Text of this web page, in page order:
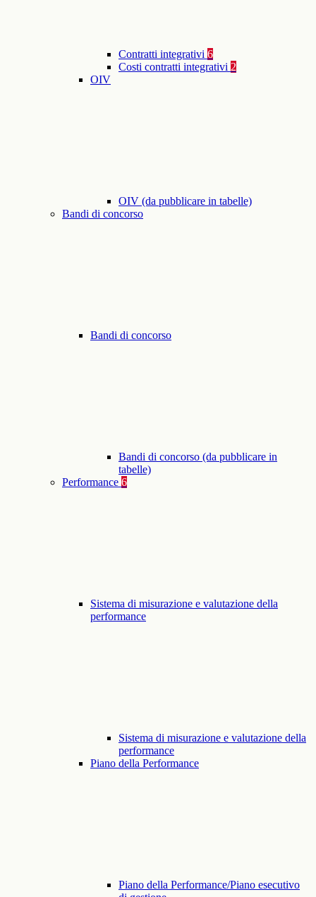
Contratti integrativi 6
Costi contratti integrativi 2
OIV
OIV (da pubblicare in tabelle)
Bandi di concorso
Bandi di concorso
Bandi di concorso (da pubblicare in
tabelle)
Performance 6
Sistema di misurazione e valutazione della
performance
Sistema di misurazione e valutazione della
performance
Piano della Performance
Piano della Performance/Piano esecutivo